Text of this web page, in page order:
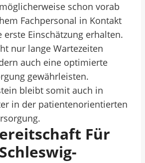
schon vorab
Fachpersonal in Kontakt
Einschätzung erhalten.
nur lange Wartezeiten
auch eine optimierte
gewährleisten.
bleibt somit auch in
in der patientenorientierten
Für